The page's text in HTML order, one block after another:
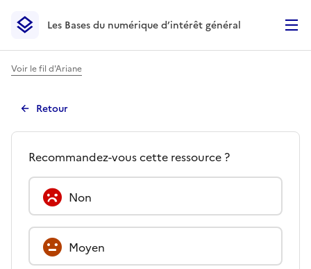
Les Bases du numérique d’intérêt général- Retour à la
Les Bases du numérique d’intérêt général
Voir le fil d'Ariane
Retour
Avis - Freepik : images
Quel est votre avis à propos
Recommandez-vous cette ressource ?
Non
Moyen